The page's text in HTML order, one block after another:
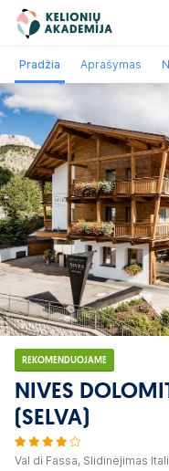
Paskutinė
minutė
REKOMENDUOJAME
NIVES
(SELVA)
Val di Fassa, Slidinėjimas
Pradžia Aprašymas